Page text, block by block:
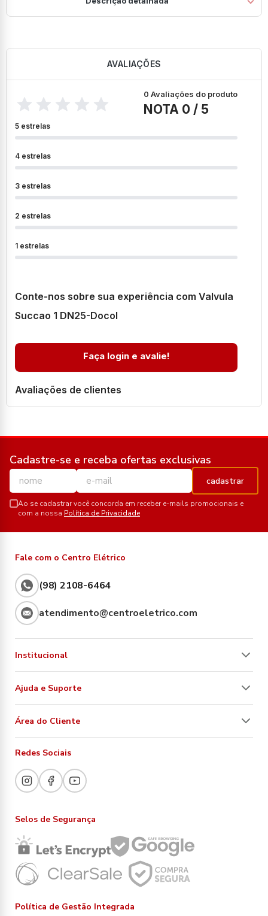
AVALIAÇÕES
0 Avaliações do produto
NOTA 0 / 5
5 estrelas
4 estrelas
3 estrelas
2 estrelas
1 estrelas
Conte-nos sobre sua experiência com Valvula
Succao 1 DN25-Docol
Faça login e avalie!
Avaliações de clientes
Cadastre-se e receba ofertas exclusivas
cadastrar
Ao se cadastrar você concorda em receber e-mails promocionais e
com a nossa Política de Privacidade
Fale com o Centro Elétrico
(98) 2108-6464
atendimento@centroeletrico.com
Institucional
Ajuda e Suporte
Área do Cliente
Redes Sociais
Selos de Segurança
Política de Gestão Integrada